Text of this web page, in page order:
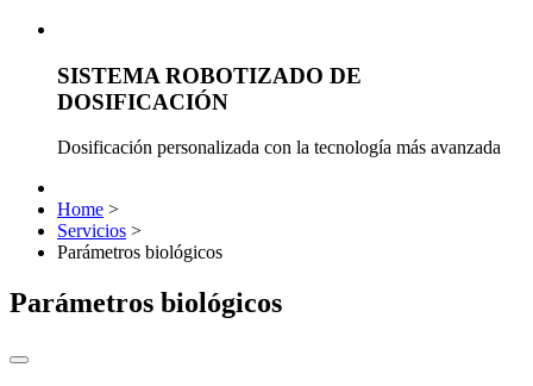
SISTEMA ROBOTIZADO DE
DOSIFICACIÓN
Dosificación personalizada con la tecnología más avanzada
Home >
Servicios >
Parámetros biológicos
Parámetros biológicos